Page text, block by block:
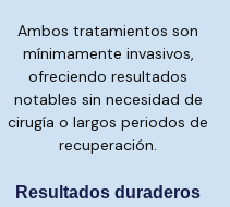
Ambos tratamientos son
mínimamente invasivos,
ofreciendo resultados
notables sin necesidad de
cirugía o largos periodos de
recuperación.
Resultados duraderos